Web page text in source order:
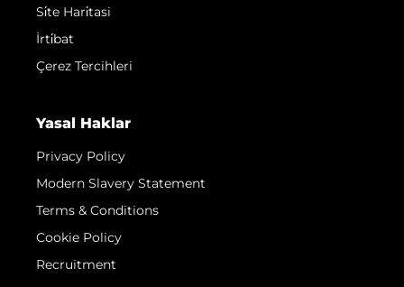
Si̇te Hari̇tasi
İrti̇bat
Çerez Tercihleri
Yasal Haklar
Privacy Policy
Modern Slavery Statement
Terms & Conditions
Cookie Policy
Recruitment